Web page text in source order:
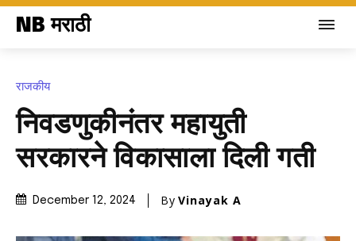
NB मराठी
राजकीय
निवडणुकीनंतर महायुती
सरकारने विकासाला दिली गती
December 12, 2024 By Vinayak A